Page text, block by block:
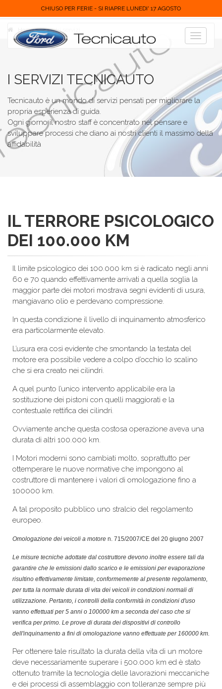
CHIUSO PER FERIE - SI RIAPRE LUNEDI' 17 AGOSTO
Toggle
Home I nostri servizi
I SERVIZI TECNICAUTO
Tecnicauto è un mondo di servizi pensati per migliorare la
propria esperienza di guida.
Ogni giorno il nostro staff è concentrato nel pensare e
sviluppare processi che diano ai nostri clienti il massimo della
affidabilità
IL TERRORE PSICOLOGICO
DEI 100.000 KM
Il limite psicologico dei 100.000 km si è radicato negli anni
60 e 70 quando effettivamente arrivati a quella soglia la
maggior parte dei motori mostrava segni evidenti di usura,
mangiavano olio e perdevano compressione.
In questa condizione il livello di inquinamento atmosferico
era particolarmente elevato.
L’usura era così evidente che smontando la testata del
motore era possibile vedere a colpo d’occhio lo scalino
che si era creato nei cilindri.
A quel punto l’unico intervento applicabile era la
sostituzione dei pistoni con quelli maggiorati e la
contestuale rettifica dei cilindri.
Ovviamente anche questa costosa operazione aveva una
durata di altri 100.000 km.
I Motori moderni sono cambiati molto, soprattutto per
ottemperare le nuove normative che impongono al
costruttore di mantenere i valori di omologazione fino a
100000 km.
A tal proposito pubblico uno stralcio del regolamento
europeo.
Omologazione dei veicoli a motore n. 715/2007/CE del 20 giugno 2007
Le misure tecniche adottate dal costruttore devono inoltre essere tali da
garantire che le emissioni dallo scarico e le emissioni per evaporazione
risultino effettivamente limitate, conformemente al presente regolamento,
per tutta la normale durata di vita dei veicoli in condizioni normali di
utilizzazione. Pertanto, i controlli della conformità in condizioni d'uso
vanno effettuati per 5 anni o 100000 km a seconda del caso che si
verifica per primo. Le prove di durata dei dispositivi di controllo
dell'inquinamento a fini di omologazione vanno effettuate per 160000 km.
Per ottenere tale risultato la durata della vita di un motore
deve necessariamente superare i 500.000 km ed è stato
ottenuto tramite la tecnologia delle lavorazioni meccaniche
e dei processi di assemblaggio con tolleranze sempre più